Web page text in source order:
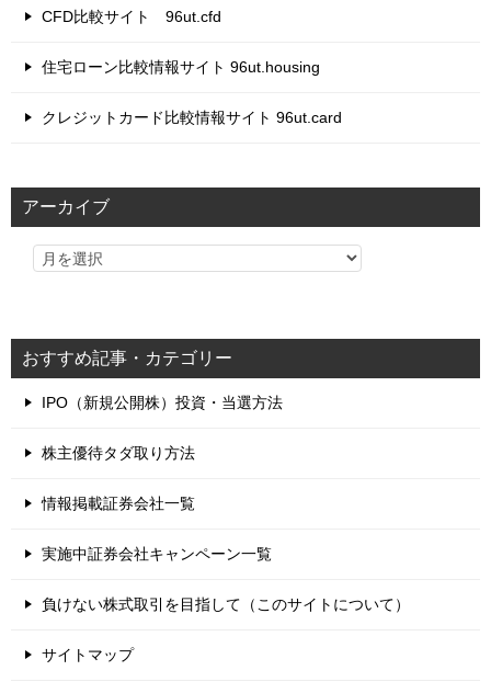
CFD比較サイト 96ut.cfd
住宅ローン比較情報サイト 96ut.housing
クレジットカード比較情報サイト 96ut.card
アーカイブ
おすすめ記事・カテゴリー
IPO（新規公開株）投資・当選方法
株主優待タダ取り方法
情報掲載証券会社一覧
実施中証券会社キャンペーン一覧
負けない株式取引を目指して（このサイトについて）
サイトマップ